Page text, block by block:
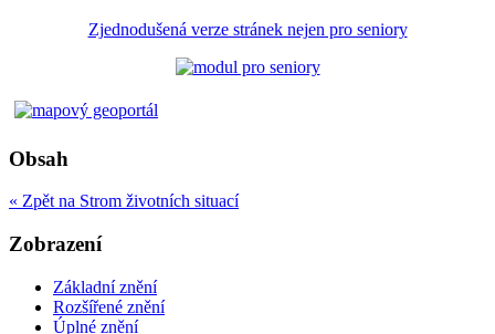
Zjednodušená verze stránek nejen pro seniory
Obsah
« Zpět na Strom životních situací
Zobrazení
Základní znění
Rozšířené znění
Úplné znění